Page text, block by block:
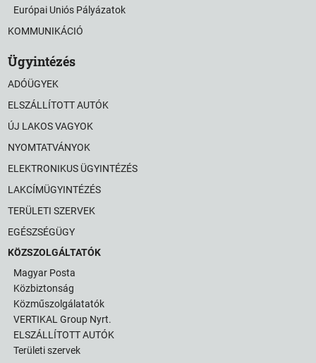
Európai Uniós Pályázatok
KOMMUNIKÁCIÓ
Ügyintézés
ADÓÜGYEK
ELSZÁLLÍTOTT AUTÓK
ÚJ LAKOS VAGYOK
NYOMTATVÁNYOK
ELEKTRONIKUS ÜGYINTÉZÉS
LAKCÍMÜGYINTÉZÉS
TERÜLETI SZERVEK
EGÉSZSÉGÜGY
KÖZSZOLGÁLTATÓK
Magyar Posta
Közbiztonság
Közműszolgálatatók
VERTIKAL Group Nyrt.
ELSZÁLLÍTOTT AUTÓK
Területi szervek